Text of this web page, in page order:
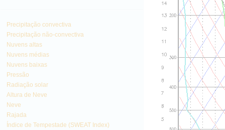
Precipitação convectiva
Precipitação não-convectiva
Nuvens altas
Nuvens médias
Nuvens baixas
Pressão
Radiação solar
Altura de Neve
Neve
Rajada
Índice de Tempestade (SWEAT Index)